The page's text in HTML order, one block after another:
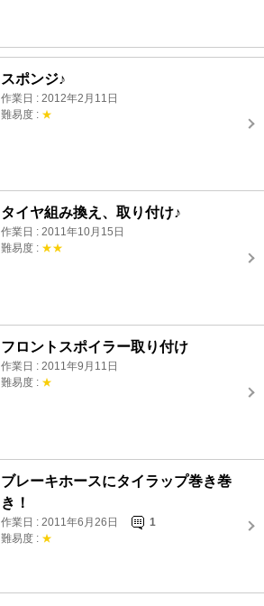
スポンジ♪
作業日 : 2012年2月11日
難易度 : ★
タイヤ組み換え、取り付け♪
作業日 : 2011年10月15日
難易度 : ★★
フロントスポイラー取り付け
作業日 : 2011年9月11日
難易度 : ★
ブレーキホースにタイラップ巻き巻
き！
作業日 : 2011年6月26日
1
難易度 : ★